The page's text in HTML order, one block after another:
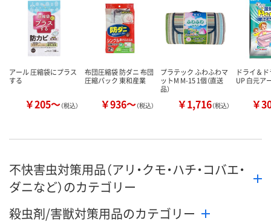
カゴへ カ
アール 圧縮袋にプラス
する
￥205～（税込）
布団圧縮袋 防ダニ 布団
圧縮パック 東和産業
￥936～（税込）
プラテック ふわふわマ
ットM M-15 1個（直送
品）
￥1,716（税込）
ドライ＆
UP 白元ア
￥
不快害虫対策用品（アリ・クモ・ハチ・コバエ・
ダニなど）のカテゴリー
殺虫剤/害獣対策用品のカテゴリー